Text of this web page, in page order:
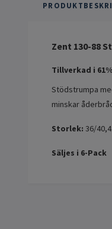
Zent 130-88
Tillverkad i
Stödstrumpa
minskar
Storlek: 36/
Säljes i 6-Pack